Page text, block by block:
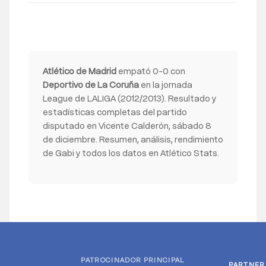
Atlético de Madrid empató 0-0 con
Deportivo de La Coruña en la jornada
League de LALIGA (2012/2013). Resultado y
estadísticas completas del partido
disputado en Vicente Calderón, sábado 8
de diciembre. Resumen, análisis, rendimiento
de Gabi y todos los datos en Atlético Stats.
PATROCINADOR PRINCIPAL